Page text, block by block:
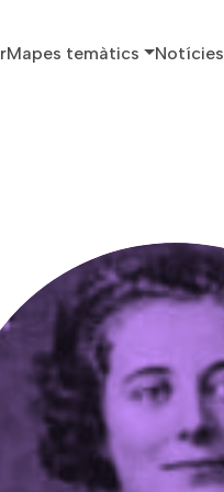
principal
Mapes temàtics Notícies